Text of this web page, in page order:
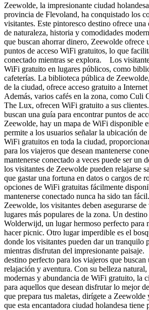
Zeewolde, la impresionante ciudad
provincia de Flevoland, ha conquistado los
visitantes. Este pintoresco destino ofrece
de naturaleza, historia y comodidades
que buscan ahorrar dinero, Zeewolde ofrece
puntos de acceso WiFi gratuitos, lo que
conectado mientras se explora. Los
WiFi gratuito en lugares públicos, como
cafeterías. La biblioteca pública de
de la ciudad, ofrece acceso gratuito a Internet
Además, varios cafés en la zona, como Culi
The Lux, ofrecen WiFi gratuito a sus
buscan una guía para encontrar puntos de
Zeewolde, hay un mapa de WiFi disponible
permite a los usuarios señalar la ubicación
WiFi gratuitos en toda la ciudad,
para los viajeros que desean mantenerse
mantenerse conectado a veces puede ser un
los visitantes de Zeewolde pueden relajarse
que gastar una fortuna en datos o cargos de
opciones de WiFi gratuitas fácilmente
mantenerse conectado nunca ha sido tan
Zeewolde, los visitantes deben asegurarse
lugares más populares de la zona. Un
Wolderwijd, un lugar hermoso perfecto para
hacer picnic. Otro lugar imperdible es el
donde los visitantes pueden dar un tranquilo
mientras disfrutan del impresionante
destino perfecto para los viajeros que buscan
relajación y aventura. Con su belleza natural,
modernas y abundancia de WiFi gratuito, la
para aquellos que desean disfrutar lo mejor
que prepara tus maletas, dirígete a
que esta encantadora ciudad holandesa tiene